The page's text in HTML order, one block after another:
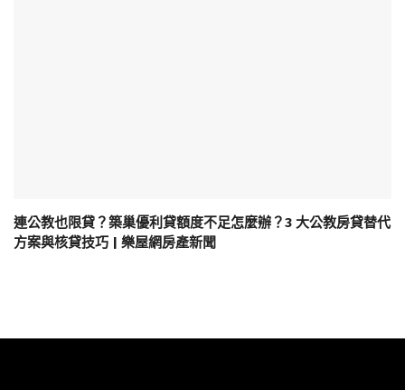
連公教也限貸？築巢優利貸額度不足怎麼辦？3 大公教房貸替代
方案與核貸技巧 | 樂屋網房產新聞